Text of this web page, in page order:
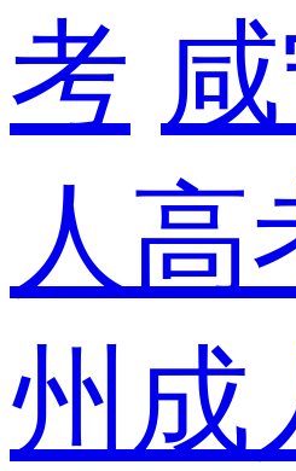
考
人高
州成